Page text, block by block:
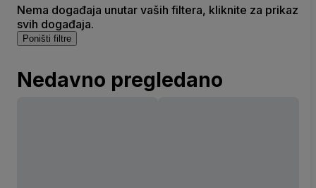
Nema događaja unutar vaših filtera, kliknite za prikaz
svih događaja.
Poništi filtre
Nedavno pregledano